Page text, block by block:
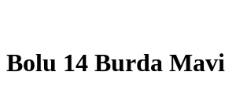
Bolu 14 Burda Mavi